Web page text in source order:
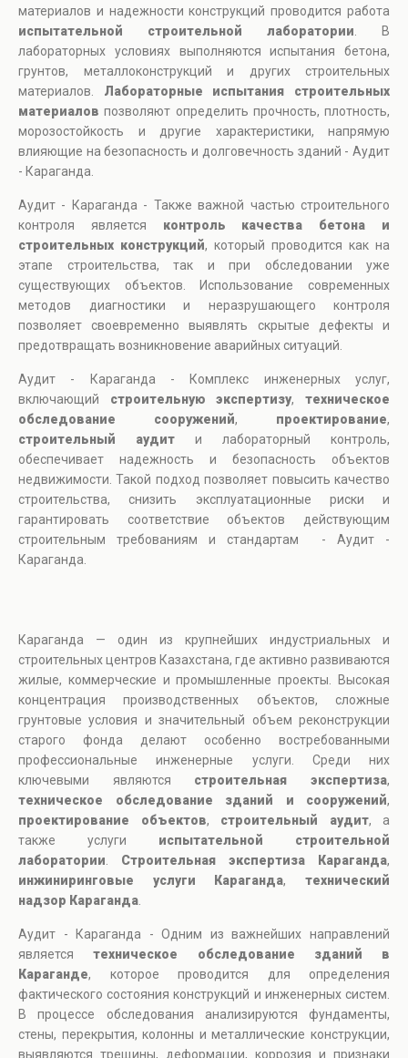
материалов и надежности конструкций проводится работа
испытательной строительной лаборатории . В
лабораторных условиях выполняются испытания бетона,
грунтов, металлоконструкций и других строительных
материалов. Лабораторные испытания строительных
материалов позволяют определить прочность, плотность,
морозостойкость и другие характеристики, напрямую
влияющие на безопасность и долговечность зданий - Аудит
- Караганда.
Аудит - Караганда - Также важной частью строительного
контроля является контроль качества бетона и
строительных конструкций, который проводится как на
этапе строительства, так и при обследовании уже
существующих объектов. Использование современных
методов диагностики и неразрушающего контроля
позволяет своевременно выявлять скрытые дефекты и
предотвращать возникновение аварийных ситуаций.
Аудит - Караганда - Комплекс инженерных услуг,
включающий строительную экспертизу,техническое
обследование сооружений, проектирование,
строительный аудит и лабораторный контроль,
обеспечивает надежность и безопасность объектов
недвижимости. Такой подход позволяет повысить качество
строительства, снизить эксплуатационные риски и
гарантировать соответствие объектов действующим
строительным требованиям и стандартам - Аудит -
Караганда.
Караганда — один из крупнейших индустриальных и
строительных центров Казахстана, где активно развиваются
жилые, коммерческие и промышленные проекты. Высокая
концентрация производственных объектов, сложные
грунтовые условия и значительный объем реконструкции
старого фонда делают особенно востребованными
профессиональные инженерные услуги. Среди них
ключевыми являются строительная экспертиза,
техническое обследование зданий и сооружений,
проектирование объектов, строительный аудит, а
также услуги испытательной строительной
лаборатории
Строительная экспертиза Караганда,
инжиниринговые услуги Караганда,технический
надзор Караганда
Аудит - Караганда - Одним из важнейших направлений
являетсятехническое обследование зданий в
Караганде, которое проводится для определения
фактического состояния конструкций и инженерных систем.
В процессе обследования анализируются фундаменты,
стены, перекрытия, колонны и металлические конструкции,
выявляются трещины, деформации, коррозия и признаки